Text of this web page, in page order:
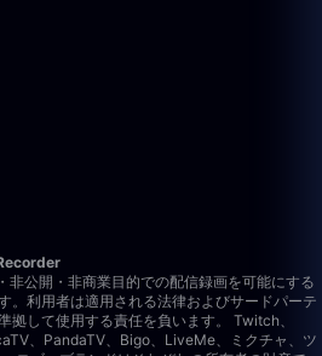
公開・非商業目的での配信録画を可能にする
。利用者は適用される法律およびサードパーテ
拠して使用する責任を負います。
Twitch、
、PandaTV、Bigo、LiveMe、ミクチャ、ツ